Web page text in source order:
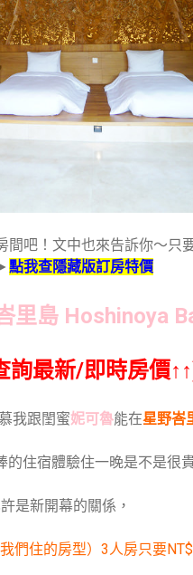
間吧！文中也來告訴你～只
點我查隱藏版訂房特價
里島 Hoshinoya
詢最新/即時房價
我跟閨蜜妮可魯能在星野峇
的住宿體驗住一晚是不是很
是新開幕的關係，
們住的房型）3人房只要